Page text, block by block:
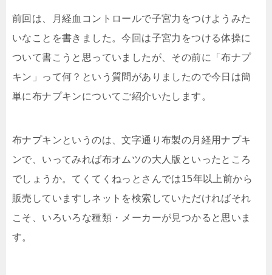
前回は、月経血コントロールで子宮力をつけようみた
いなことを書きました。今回は子宮力をつける体操に
ついて書こうと思っていましたが、その前に「布ナプ
キン」って何？という質問がありましたので今日は簡
単に布ナプキンについてご紹介いたします。
布ナプキンというのは、文字通り布製の月経用ナプキ
ンで、いってみれば布オムツの大人版といったところ
でしょうか。てくてくねっとさんでは15年以上前から
販売していますしネットを検索していただければそれ
こそ、いろいろな種類・メーカーが見つかると思いま
す。